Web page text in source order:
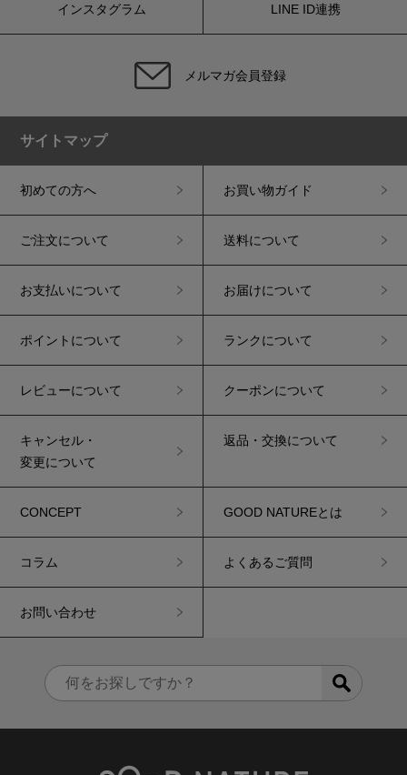
インスタグラム LINE ID連携
メルマガ会員登録
サイトマップ
初めての方へ お買い物ガイド
ご注文について 送料について
お支払いについて お届けについて
ポイントについて ランクについて
レビューについて クーポンについて
キャンセル・
変更について
返品・交換について
CONCEPT GOOD NATUREとは
コラム よくあるご質問
お問い合わせ